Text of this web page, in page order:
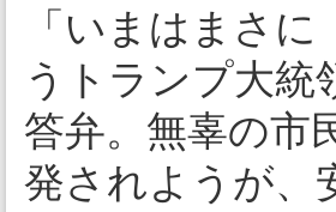
「いまはまさ
うトランプ大統
答弁。無辜の市
発されようが、